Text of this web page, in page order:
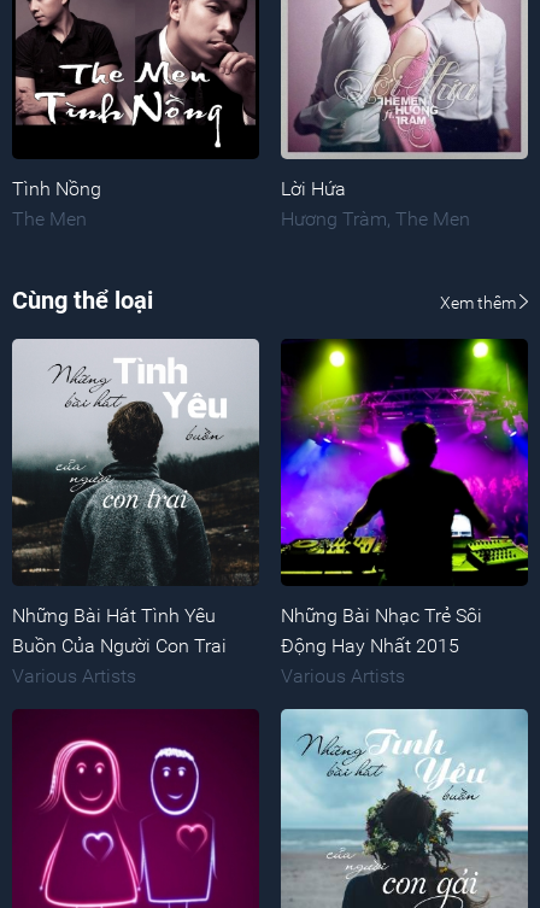
Tình Nồng
The Men
Lời Hứa
Hương Tràm, The Men
Cùng thể loại Xem thêm
Những Bài Hát Tình Yêu
Buồn Của Người Con Trai
Various Artists
Những Bài Nhạc Trẻ Sôi
Động Hay Nhất 2015
Various Artists